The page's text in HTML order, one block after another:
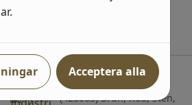
Industri 2
(428063) Brun, Röd, Sten,
Acceptera alla